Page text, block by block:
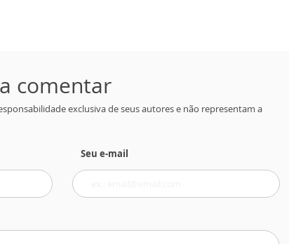
comentar
exclusiva de seus autores e não representam a
Seu e-mail